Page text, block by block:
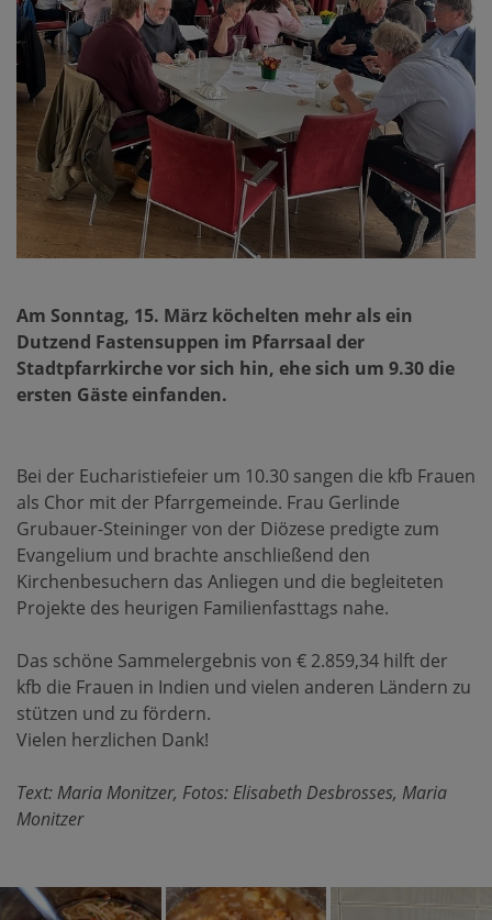
Am Sonntag, 15. März köchelten mehr als ein
Dutzend Fastensuppen im Pfarrsaal der
Stadtpfarrkirche vor sich hin, ehe sich um 9.30 die
ersten Gäste einfanden.
Bei der Eucharistiefeier um 10.30 sangen die kfb Frauen
als Chor mit der Pfarrgemeinde. Frau Gerlinde
Grubauer-Steininger von der Diözese predigte zum
Evangelium und brachte anschließend den
Kirchenbesuchern das Anliegen und die begleiteten
Projekte des heurigen Familienfasttags nahe.
Das schöne Sammelergebnis von € 2.859,34 hilft der
kfb die Frauen in Indien und vielen anderen Ländern zu
stützen und zu fördern.
Vielen herzlichen Dank!
Text: Maria Monitzer, Fotos: Elisabeth Desbrosses, Maria
Monitzer